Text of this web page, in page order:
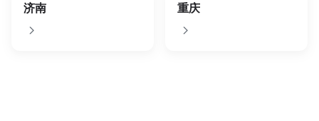
济南 重庆